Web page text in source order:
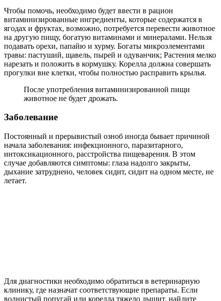
Чтобы помочь, необходимо будет ввести в рацион
витаминизированные ингредиенты, которые содержатся в
ягодах и фруктах, возможно, потребуется перевести животное
на другую пищу, богатую витаминами и минералами. Нельзя
подавать орехи, папайю и хурму. Богаты микроэлементами
травы: пастуший, щавель, пырей и одуванчик; Растения мелко
нарезать и положить в кормушку. Корелла должна совершать
прогулки вне клетки, чтобы полностью расправить крылья.
После употребления витаминизированной пищи
животное не будет дрожать.
Заболевание
Постоянный и прерывистый озноб иногда бывает причиной
начала заболевания: инфекционного, паразитарного,
интоксикационного, расстройства пищеварения. В этом
случае добавляются симптомы: глаза надолго закрыты,
дыхание затруднено, человек сидит, сидит на одном месте, не
летает.
Для диагностики необходимо обратиться в ветеринарную
клинику, где назначат соответствующие препараты. Если
волнистый попугай или корелла тяжело дышит, найдите